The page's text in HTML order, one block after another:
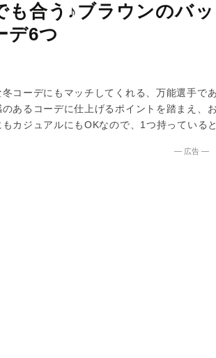
も合う♪ブラウンのバ
デ6つ
冬コーデにもマッチしてくれる、万能選手で
のあるコーデに仕上げるポイントを踏まえ、
もカジュアルにもOKなので、1つ持っている
― 広告 ―